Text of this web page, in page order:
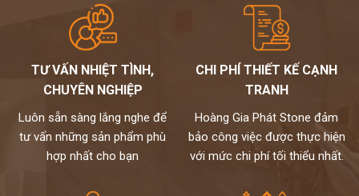
TƯ VẤN NHIỆT TÌNH,
CHUYÊN NGHIỆP
Luôn sẵn sàng lắng nghe để
tư vấn những sản phẩm phù
hợp nhất cho bạn
CHI PHÍ THIẾT KẾ CẠNH
TRANH
Hoàng Gia Phát Stone đảm
bảo công việc được thực hiện
với mức chi phí tối thiểu nhất.